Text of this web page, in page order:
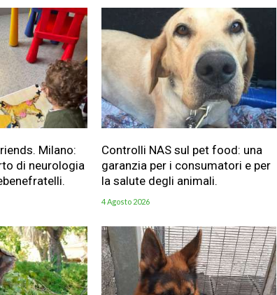
Milano:
di neurologia
Controlli NAS sul pet food: una
garanzia per i consumatori e per
la salute degli animali.
4 Agosto 2026